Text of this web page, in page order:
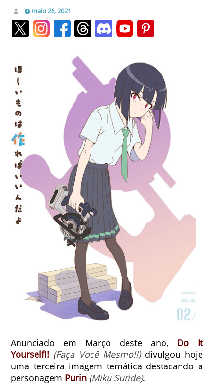
maio 26, 2021
Anunciado em Março deste ano, Do It
Yourself!! (Faça Você Mesmo!!) divulgou hoje
uma terceira imagem temática destacando a
personagem Purin (Miku Suride).